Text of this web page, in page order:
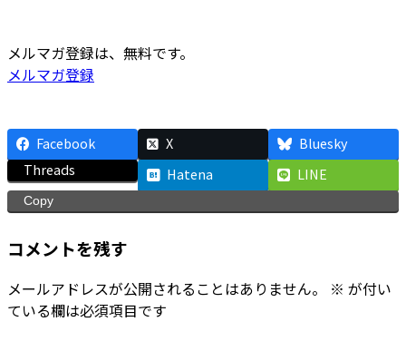
メルマガ登録は、無料です。
メルマガ登録
Facebook X
Bluesky
Threads
Hatena LINE
Copy
コメントを残す
メールアドレスが公開されることはありません。 ※ が付い
ている欄は必須項目です